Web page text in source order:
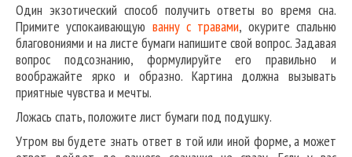
Один экзотический способ получить ответы во время сна.
Примите успокаивающую ванну с травами, окурите спальню
благовониями и на листе бумаги напишите свой вопрос. Задавая
вопрос подсознанию, формулируйте его правильно и
воображайте ярко и образно. Картина должна вызывать
приятные чувства и мечты.
Ложась спать, положите лист бумаги под подушку.
Утром вы будете знать ответ в той или иной форме, а может